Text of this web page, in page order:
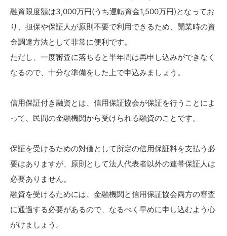
融資限度額は3,000万円(うち運転資金1,500万円)となってお
り、担保や保証人が原則不要で利用できるため、開業時の資
金調達方法として非常に便利です。
ただし、一度審査に落ちると半年間は再申し込みができなく
なるので、十分な準備をした上で申込みましょう。
信用保証付き融資とは、信用保証協会が保証を行うことによ
って、民間の金融機関から受けられる融資のことです。
保証を受けるための対価として所定の信用保証料を支払う必
要はありますが、原則として法人代表者以外の連帯保証人は
必要ありません。
融資を受けるためには、金融機関と信用保証協会両方の審査
に通過する必要があるので、なるべく早めに申し込むよう心
がけましょう。